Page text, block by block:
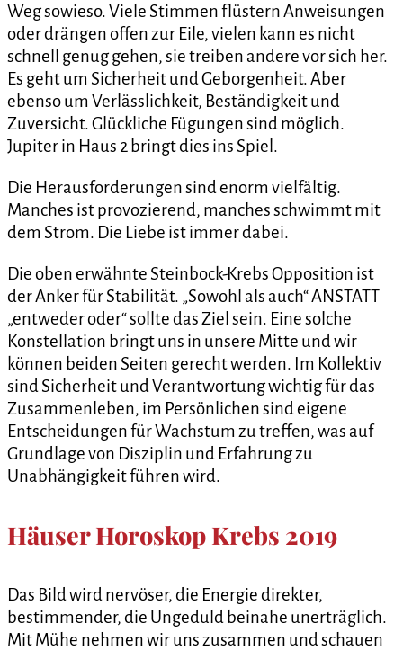
Weg sowieso. Viele Stimmen flüstern Anweisungen
oder drängen offen zur Eile, vielen kann es nicht
schnell genug gehen, sie treiben andere vor sich her.
Es geht um Sicherheit und Geborgenheit. Aber
ebenso um Verlässlichkeit, Beständigkeit und
Zuversicht. Glückliche Fügungen sind möglich.
Jupiter in Haus 2 bringt dies ins Spiel.
Die Herausforderungen sind enorm vielfältig.
Manches ist provozierend, manches schwimmt mit
dem Strom. Die Liebe ist immer dabei.
Die oben erwähnte Steinbock-Krebs Opposition ist
der Anker für Stabilität. „Sowohl als auch“ ANSTATT
„entweder oder“ sollte das Ziel sein. Eine solche
Konstellation bringt uns in unsere Mitte und wir
können beiden Seiten gerecht werden. Im Kollektiv
sind Sicherheit und Verantwortung wichtig für das
Zusammenleben, im Persönlichen sind eigene
Entscheidungen für Wachstum zu treffen, was auf
Grundlage von Disziplin und Erfahrung zu
Unabhängigkeit führen wird.
Häuser Horoskop Krebs 2019
Das Bild wird nervöser, die Energie direkter,
bestimmender, die Ungeduld beinahe unerträglich.
Mit Mühe nehmen wir uns zusammen und schauen